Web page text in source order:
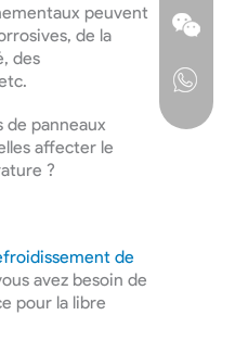
peuvent
de la
des
de panneaux
affecter le
?
de
avez besoin de
pour la libre